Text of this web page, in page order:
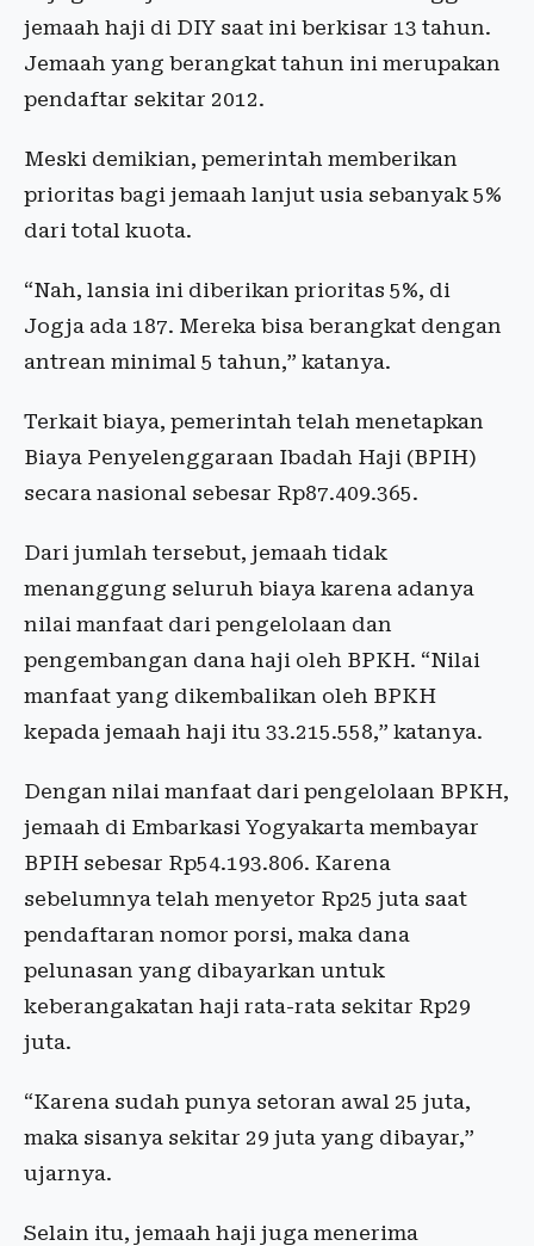
jemaah haji di DIY saat ini berkisar 13 tahun.
Jemaah yang berangkat tahun ini merupakan
pendaftar sekitar 2012.
Meski demikian, pemerintah memberikan
prioritas bagi jemaah lanjut usia sebanyak 5%
dari total kuota.
“Nah, lansia ini diberikan prioritas 5%, di
Jogja ada 187. Mereka bisa berangkat dengan
antrean minimal 5 tahun,” katanya.
Terkait biaya, pemerintah telah menetapkan
Biaya Penyelenggaraan Ibadah Haji (BPIH)
secara nasional sebesar Rp87.409.365.
Dari jumlah tersebut, jemaah tidak
menanggung seluruh biaya karena adanya
nilai manfaat dari pengelolaan dan
pengembangan dana haji oleh BPKH. “Nilai
manfaat yang dikembalikan oleh BPKH
kepada jemaah haji itu 33.215.558,” katanya.
Dengan nilai manfaat dari pengelolaan BPKH,
jemaah di Embarkasi Yogyakarta membayar
BPIH sebesar Rp54.193.806. Karena
sebelumnya telah menyetor Rp25 juta saat
pendaftaran nomor porsi, maka dana
pelunasan yang dibayarkan untuk
keberangakatan haji rata-rata sekitar Rp29
juta.
“Karena sudah punya setoran awal 25 juta,
maka sisanya sekitar 29 juta yang dibayar,”
ujarnya.
Selain itu, jemaah haji juga menerima